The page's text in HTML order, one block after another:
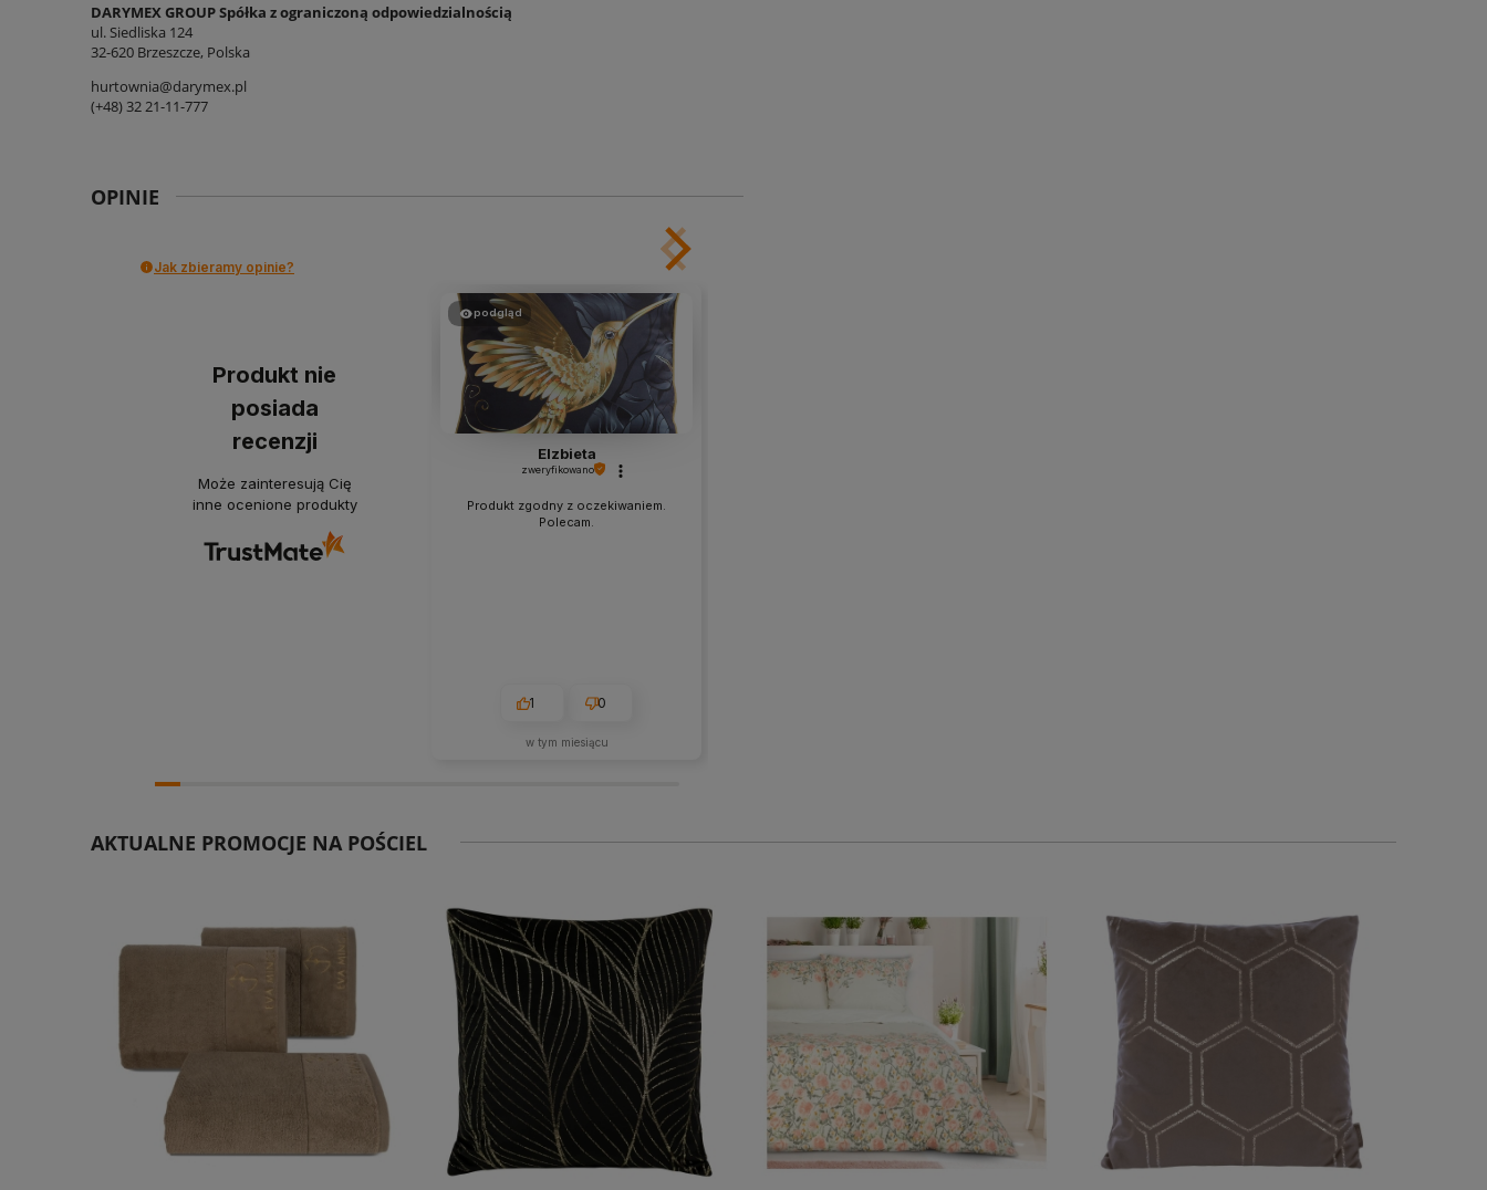
DARYMEX GROUP Spółka z ograniczoną odpowiedzialnością
ul. Siedliska 124
32-620 Brzeszcze, Polska
hurtownia@darymex.pl
(+48) 32 21-11-777
OPINIE
Jak zbieramy opinie?
Produkt nie
posiada
recenzji
Może zainteresują Cię
inne ocenione produkty
podgląd
Elzbieta
zweryfikowano
Produkt zgodny z oczekiwaniem.
Polecam.
1 0
w tym miesiącu
AKTUALNE PROMOCJE NA POŚCIEL